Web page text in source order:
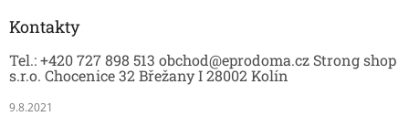
Kontakty
Tel.: +420 727 898 513 obchod@eprodoma.cz Strong shop
s.r.o. Chocenice 32 Břežany I 28002 Kolín
9.8.2021